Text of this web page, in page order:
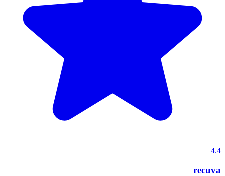
4.4
recuva